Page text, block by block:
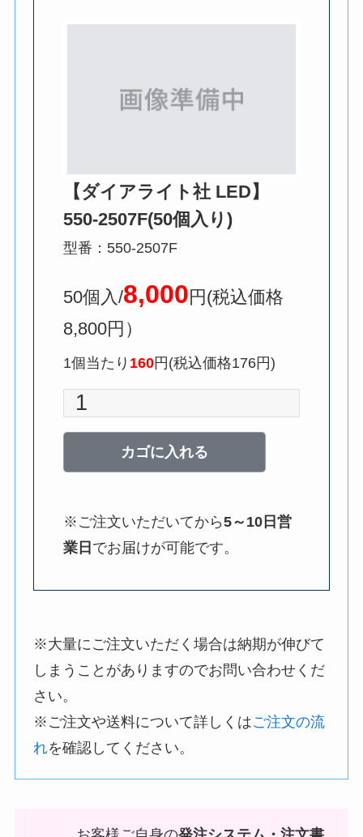
【ダイアライト社 LED】
550-2507F(50個入り)
型番：550-2507F
50個入/8,000 円(税込価格
8,800円）
1個当たり 160円(税込価格176円)
※ご注文いただいてから5～10日営
業日 でお届けが可能です。
※大量にご注文いただく場合は納期が伸びて
しまうことがありますのでお問い合わせくだ
さい。
※ご注文や送料について詳しくはご注文の流
れを確認してください。